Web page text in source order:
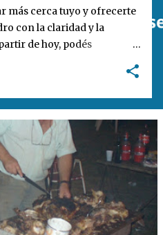
más cerca tuyo y ofrecerte
con la claridad y la
de hoy, podés
más ágil, moderna e
la navegación desde
el acceso a las noticias
de los lectores con